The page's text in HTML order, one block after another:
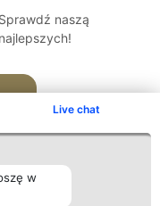
Live chat
w
naszą